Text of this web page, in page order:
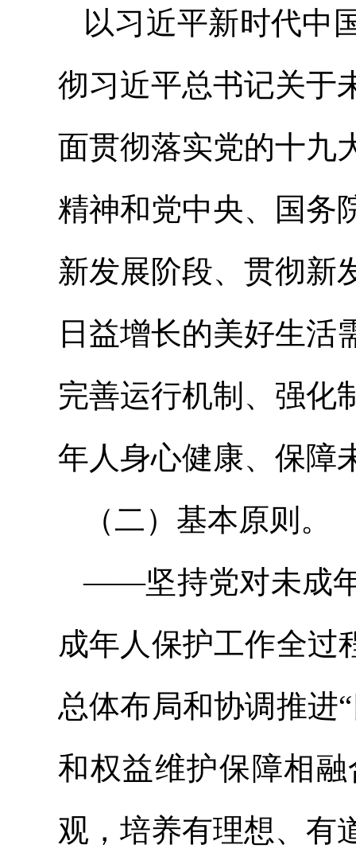
以习近平新时代中
彻习近平总书记关于
面贯彻落实党的十九
精神和党中央、国务
新发展阶段、贯彻新
日益增长的美好生活
完善运行机制、强化
年人身心健康、保障
（二）基本原则。
——坚持党对未成
成年人保护工作全过
总体布局和协调推进“
和权益维护保障相
观，培养有理想、有